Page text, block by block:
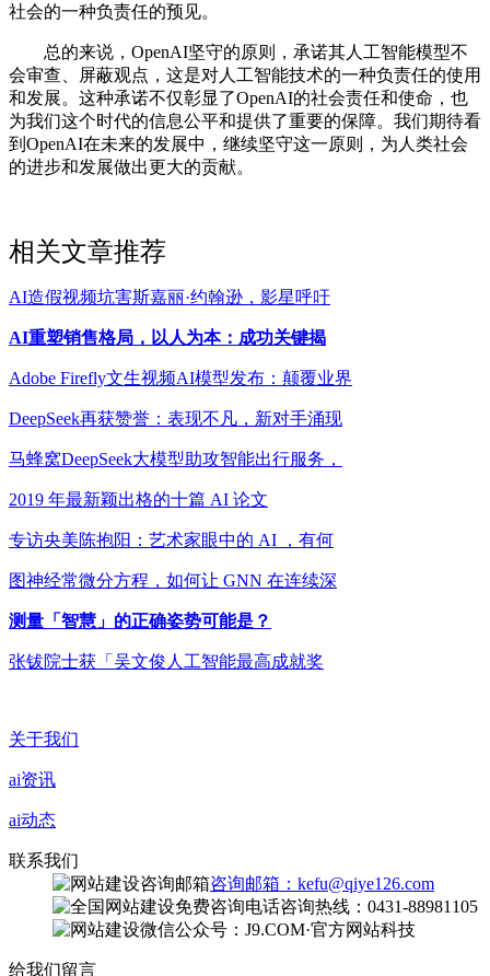
社会的一种负责任的预见。
总的来说，OpenAI坚守的原则，承诺其人工智能模型不
会审查、屏蔽观点，这是对人工智能技术的一种负责任的使用
和发展。这种承诺不仅彰显了OpenAI的社会责任和使命，也
为我们这个时代的信息公平和提供了重要的保障。我们期待看
到OpenAI在未来的发展中，继续坚守这一原则，为人类社会
的进步和发展做出更大的贡献。
相关文章推荐
AI造假视频坑害斯嘉丽·约翰逊，影星呼吁
AI重塑销售格局，以人为本：成功关键揭
Adobe Firefly文生视频AI模型发布：颠覆业界
DeepSeek再获赞誉：表现不凡，新对手涌现
马蜂窝DeepSeek大模型助攻智能出行服务，
2019 年最新颖出格的十篇 AI 论文
专访央美陈抱阳：艺术家眼中的 AI ，有何
图神经常微分方程，如何让 GNN 在连续深
测量「智慧」的正确姿势可能是？
张钹院士获「吴文俊人工智能最高成就奖
关于我们
ai资讯
ai动态
联系我们
咨询邮箱：kefu@qiye126.com
咨询热线：0431-88981105
微信公众号：J9.COM·官方网站科技
给我们留言